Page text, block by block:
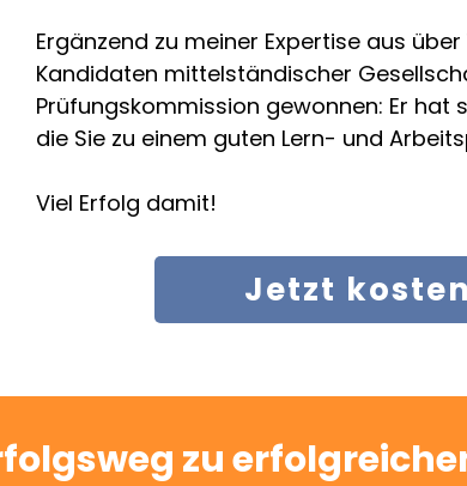
Ergänzend zu meiner Expertise aus
Kandidaten mittelständischer
Prüfungskommission gewonnen: Er
die Sie zu einem guten Lern- und
Viel Erfolg damit!
Jetzt
zu